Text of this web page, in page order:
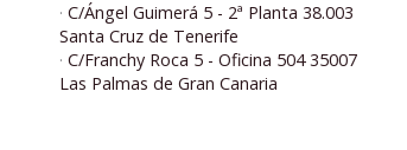
· C/Ángel Guimerá 5 - 2ª Planta 38.003
Santa Cruz de Tenerife
· C/Franchy Roca 5 - Oficina 504 35007
Las Palmas de Gran Canaria